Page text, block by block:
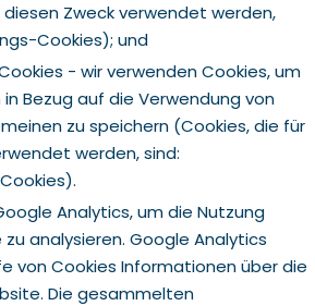
Zweck verwendet werden,
Cookies); und
- wir verwenden Cookies, um
Bezug auf die Verwendung von
zu speichern (Cookies, die für
werden, sind:
Analytics, um die Nutzung
analysieren. Google Analytics
von Cookies Informationen über die
Die gesammelten